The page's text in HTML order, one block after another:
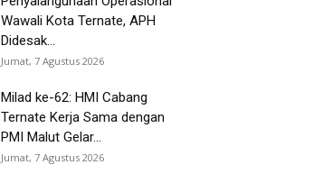
Wawali Kota Ternate, APH
Didesak...
Jumat, 7 Agustus 2026
Milad ke-62: HMI Cabang
Ternate Kerja Sama dengan
PMI Malut Gelar...
Jumat, 7 Agustus 2026